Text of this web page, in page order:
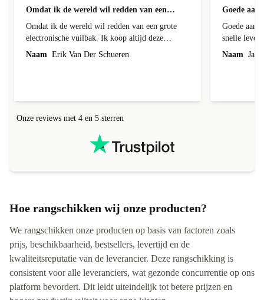
geverifieerd
Omdat ik de wereld wil redden van een…
Omdat ik de wereld wil redden van een grote
electronische vuilbak. Ik koop altijd deze
Goede
snelle
Onze reviews met 4 en 5 sterren
Hoe rangschikken wij onze producten?
We rangschikken onze producten op basis van factoren zoals
prijs, beschikbaarheid, bestsellers, levertijd en de
kwaliteitsreputatie van de leverancier. Deze rangschikking is
consistent voor alle leveranciers, wat gezonde concurrentie op ons